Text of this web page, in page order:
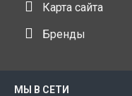
Карта сайта
Бренды
МЫ В СЕТИ